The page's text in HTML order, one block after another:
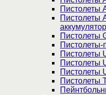
Пистолеты
Пистолеты
Пистолеты
Пистолеты-
Пистолеты
Пистолеты
Пистолеты
Пистолеты